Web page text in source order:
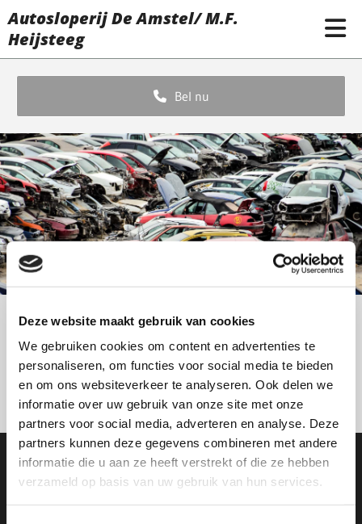
Deze website maakt gebruik van cookies
We gebruiken cookies om content en advertenties te
personaliseren, om functies voor social media te bieden
en om ons websiteverkeer te analyseren. Ook delen we
informatie over uw gebruik van onze site met onze
partners voor social media, adverteren en analyse. Deze
partners kunnen deze gegevens combineren met andere
informatie die u aan ze heeft verstrekt of die ze hebben
verzameld op basis van uw gebruik van hun services.
Autosloperij De Amstel/ M.F.
Heijsteeg
Bel nu
BEDANKT !
Wij nemen z.s.m. contact
met u op!
Bel nu